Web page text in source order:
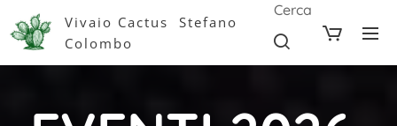
Vivaio Cactus Stefano
Colombo
Cerca